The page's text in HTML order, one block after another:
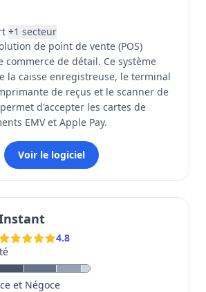
+1 secteur
de point de vente (POS)
commerce de détail. Ce système
la caisse enregistreuse, le terminal
de reçus et le scanner de
d'accepter les cartes de
EMV et Apple Pay.
Voir le logiciel
4.8
et Négoce